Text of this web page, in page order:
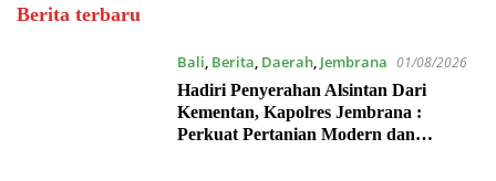
Dewata
Berita terbaru
Bali Berita Daerah, Jembrana 01/08/2026
Hadiri Penyerahan Alsintan Dari
Kementan, Kapolres Jembrana :
Perkuat Pertanian Modern dan